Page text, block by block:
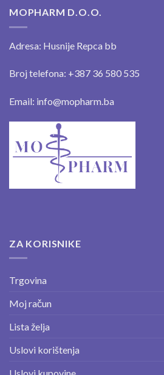
MOPHARM D.O.O.
Adresa: Husnije Repca bb
Broj telefona: +387 36 580 535
Email: info@mopharm.ba
ZA KORISNIKE
Trgovina
Moj račun
Lista želja
Uslovi korištenja